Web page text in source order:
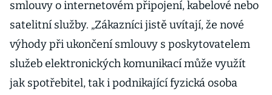
smlouvy o internetovém připojení, kabelové nebo
satelitní služby. „Zákazníci jistě uvítají, že nové
výhody při ukončení smlouvy s poskytovatelem
služeb elektronických komunikací může využít
jak spotřebitel, tak i podnikající fyzická osoba